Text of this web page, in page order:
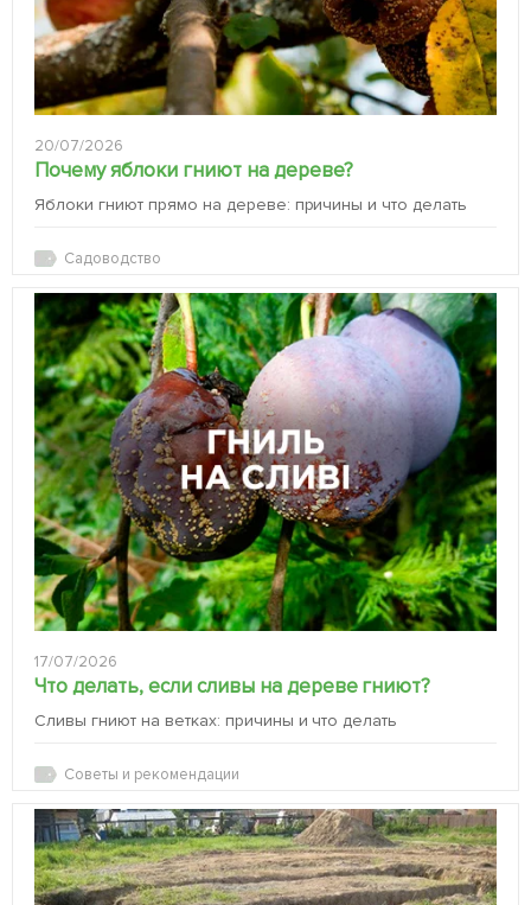
20/07/2026
Почему яблоки гниют на дереве?
Яблоки гниют прямо на дереве: причины и что делать
Садоводство
17/07/2026
Что делать, если сливы на дереве гниют?
Сливы гниют на ветках: причины и что делать
Советы и рекомендации